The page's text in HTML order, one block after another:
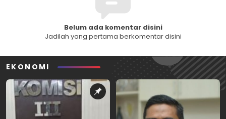
Belum ada komentar disini
Jadilah yang pertama berkomentar disini
EKONOMI